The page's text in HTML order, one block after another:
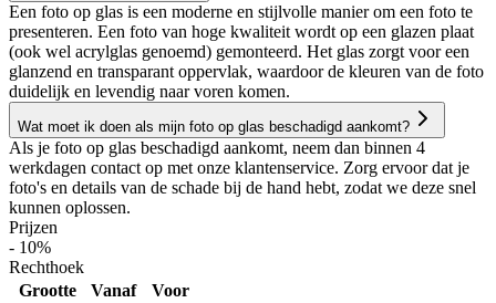
Een foto op glas is een moderne en stijlvolle manier om een foto te
presenteren. Een foto van hoge kwaliteit wordt op een glazen plaat
(ook wel acrylglas genoemd) gemonteerd. Het glas zorgt voor een
glanzend en transparant oppervlak, waardoor de kleuren van de foto
duidelijk en levendig naar voren komen.
Wat moet ik doen als mijn foto op glas beschadigd aankomt?
Als je foto op glas beschadigd aankomt, neem dan binnen 4
werkdagen contact op met onze klantenservice. Zorg ervoor dat je
foto's en details van de schade bij de hand hebt, zodat we deze snel
kunnen oplossen.
Prijzen
- 10%
Rechthoek
Grootte
Vanaf
Voor